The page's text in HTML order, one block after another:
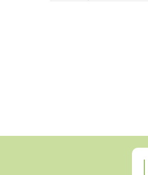
18h00